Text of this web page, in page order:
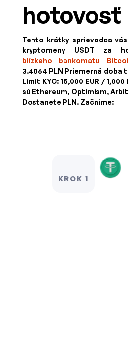
hotovosť
Tento krátky sprievodca
kryptomeny USDT za
blízkeho bankomatu
3.4064 PLN Priemerná doba
Limit KYC: 15,000 EUR / 1,000
sú Ethereum, Optimism,
Dostanete PLN. Začnime:
KROK 1